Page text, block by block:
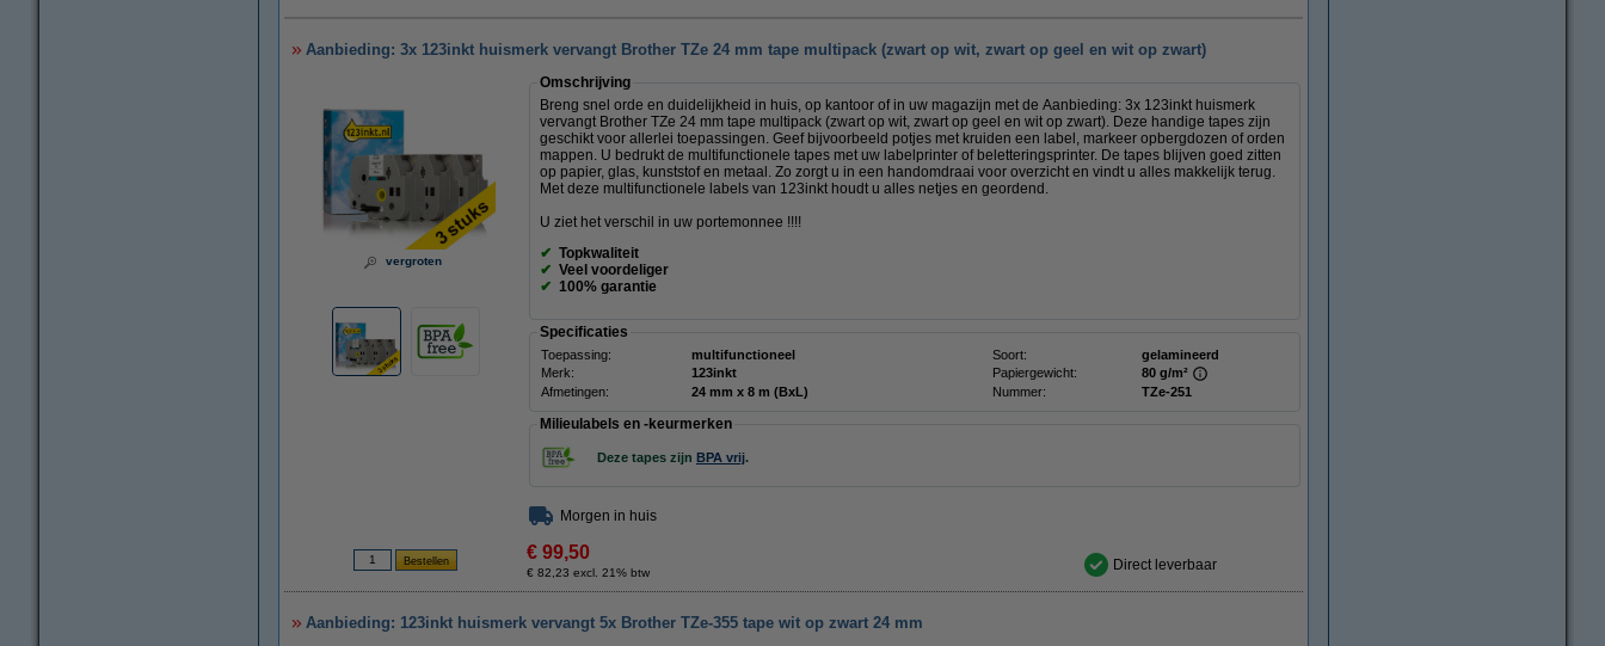
Aanbieding: 3x 123inkt huismerk vervangt Brother TZe 24 mm tape multipack (zwart op wit, zwart op geel en wit op zwart)
vergroten
Omschrijving
Breng snel orde en duidelijkheid in huis, op kantoor of in uw magazijn met de Aanbieding: 3x 123inkt huismerk
vervangt Brother TZe 24 mm tape multipack (zwart op wit, zwart op geel en wit op zwart). Deze handige tapes zijn
geschikt voor allerlei toepassingen. Geef bijvoorbeeld potjes met kruiden een label, markeer opbergdozen of orden
mappen. U bedrukt de multifunctionele tapes met uw labelprinter of beletteringsprinter. De tapes blijven goed zitten
op papier, glas, kunststof en metaal. Zo zorgt u in een handomdraai voor overzicht en vindt u alles makkelijk terug.
Met deze multifunctionele labels van 123inkt houdt u alles netjes en geordend.
U ziet het verschil in uw portemonnee !!!!
✔ Topkwaliteit
✔ Veel voordeliger
✔ 100% garantie
Specificaties
Toepassing: multifunctioneel Soort:
gelamineerd
Merk:
123inkt Papiergewicht:
80 g/m²
Afmetingen:
24 mm x 8 m (BxL) Nummer: TZe-251
Milieulabels en -keurmerken
Deze tapes zijn BPA vrij.
Morgen in huis
€ 99,50
€ 82,23 excl. 21% btw Direct leverbaar
Aanbieding: 123inkt huismerk vervangt 5x Brother TZe-355 tape wit op zwart 24 mm